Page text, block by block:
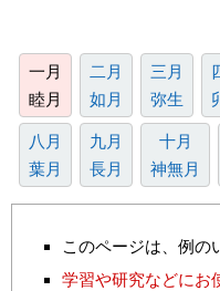
一月
睦月
二月
如月
三月
弥生
八月
葉月
九月
長月
十月
神無月
このページは、例の
学習や研究などにお